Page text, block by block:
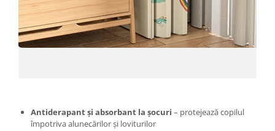
Proiectoare & lampi de lucru
Veioze si Lampi
Cantarire
Accesorii aparatele de spalat cu
Antiderapant și absorbant la șocuri – protejează copilul
împotriva alunecărilor și loviturilor